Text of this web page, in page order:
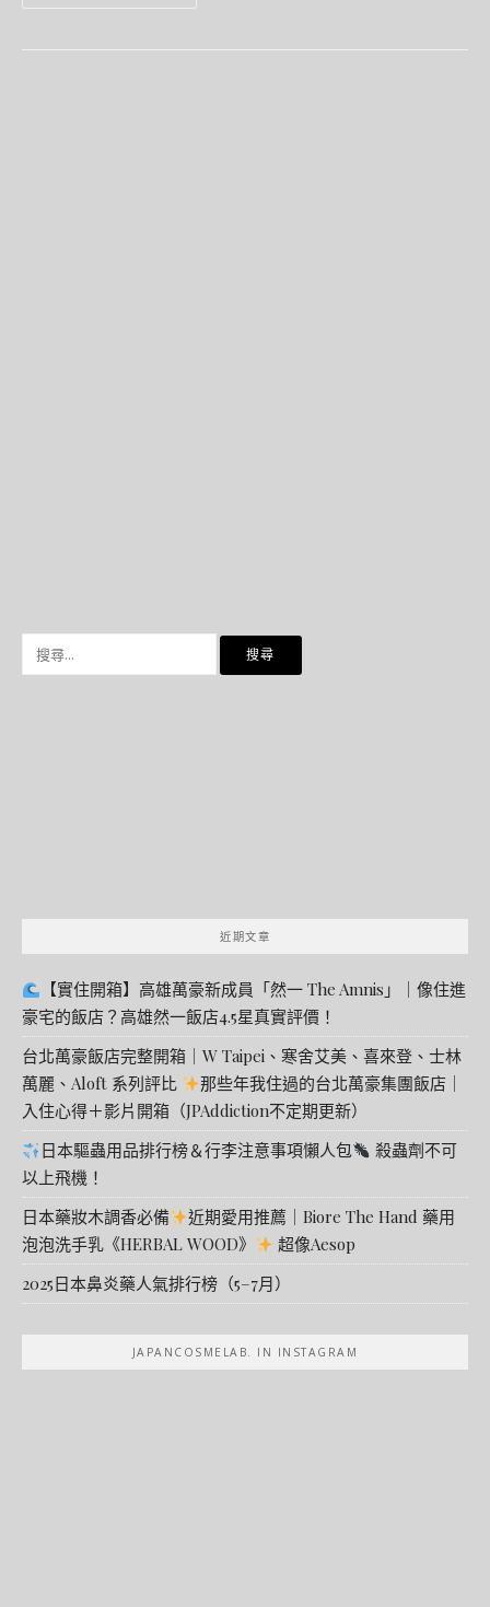
近期文章
【實住開箱】高雄萬豪新成員「然一 The Amnis」｜像住進
豪宅的飯店？高雄然一飯店4.5星真實評價！
台北萬豪飯店完整開箱｜W Taipei、寒舍艾美、喜來登、士林
萬麗、Aloft 系列評比
那些年我住過的台北萬豪集團飯店｜
入住心得＋影片開箱（JPAddiction不定期更新）
日本驅蟲用品排行榜＆行李注意事項懶人包
殺蟲劑不可
以上飛機！
日本藥妝木調香必備
近期愛用推薦｜Biore The Hand 藥用
泡泡洗手乳《HERBAL WOOD》
超像Aesop
2025日本鼻炎藥人氣排行榜（5–7月）
JAPANCOSMELAB. IN INSTAGRAM